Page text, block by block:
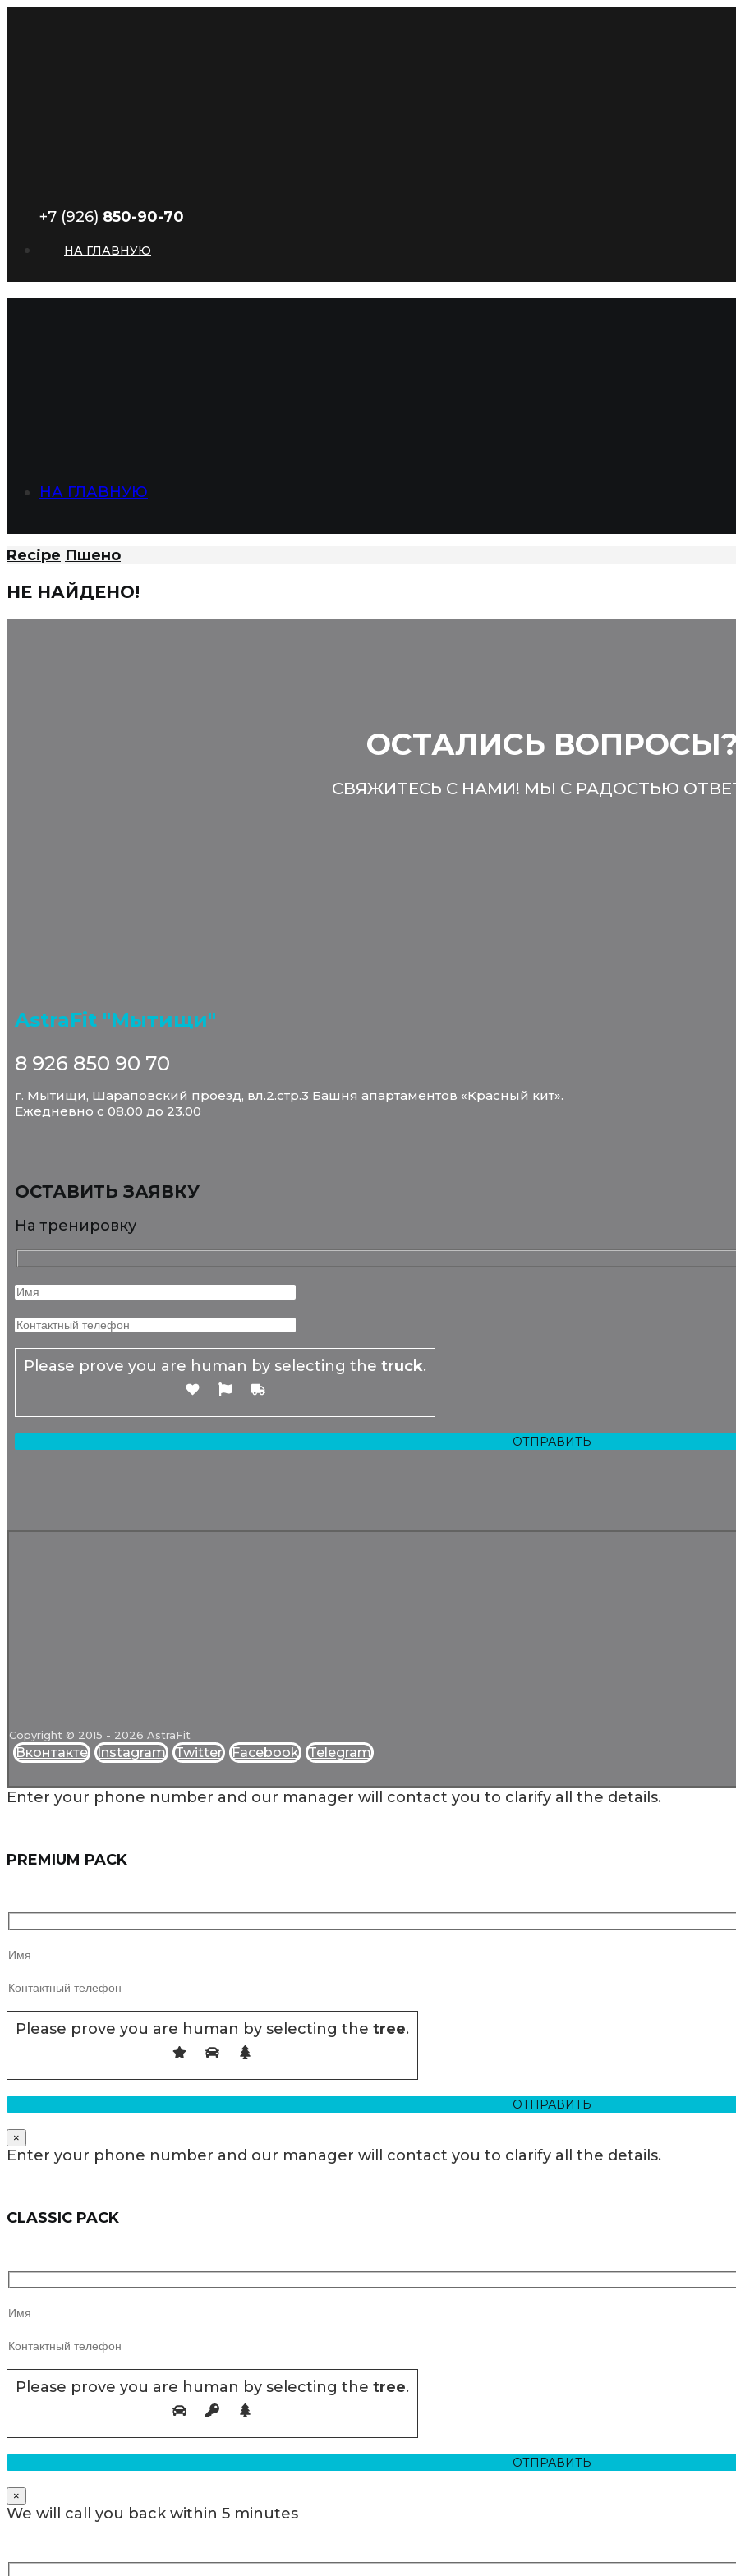
+7 (926) 850-90-70
НА ГЛАВНУЮ
НА ГЛАВНУЮ
Recipe Пшено
НЕ НАЙДЕНО!
ОСТАЛИСЬ ВОПРОСЫ?
СВЯЖИТЕСЬ С НАМИ! МЫ С РАДОСТЬЮ
AstraFit "Мытищи"
8 926 850 90 70
г. Мытищи, Шараповский проезд, вл.2.стр.3 Башня апартаментов «Красный кит».
Ежедневно с 08.00 до 23.00
ОСТАВИТЬ ЗАЯВКУ
На тренировку
Please prove you are human by selecting the truck.
Copyright © 2015 - 2026 AstraFit
Вконтакте Instagram Twitter Facebook Telegram
Enter your phone number and our manager will contact you to clarify all the details.
PREMIUM PACK
Please prove you are human by selecting the tree.
×
Enter your phone number and our manager will contact you to clarify all the details.
CLASSIC PACK
Please prove you are human by selecting the tree.
×
We will call you back within 5 minutes